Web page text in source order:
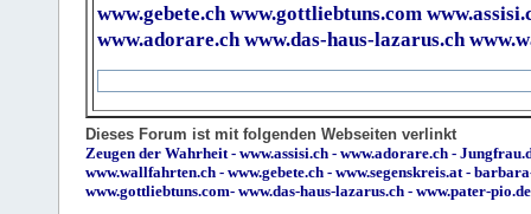
www.gebete.ch www.gottliebtuns.com
www.adorare.ch www.das-haus-lazarus.ch
Dieses Forum ist mit folgenden Webseiten verlinkt
Zeugen der Wahrheit- www.assisi.ch - www.adorare.ch -
www.wallfahrten.ch - www.gebete.ch - www.segenskreis.at-
www.gottliebtuns.com- www.das-haus-lazarus.ch - www.pater-pio.de